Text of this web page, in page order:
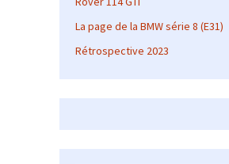
La page de la BMW série 8 (E31)
Rétrospective 2023